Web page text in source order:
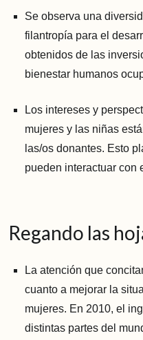
Se observa una
filantropía para el
obtenidos de las
bienestar humanos
Los intereses y
mujeres y las niñas
las/os donantes. Esto
pueden interactuar con
Regando las
La atención que
cuanto a mejorar la
mujeres. En 2010, el
distintas partes del